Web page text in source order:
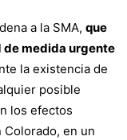
a la SMA, que
medida urgente
la existencia de
posible
los efectos
en un